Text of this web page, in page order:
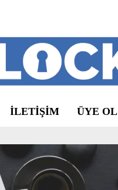
ILETIŞIM ÜYE